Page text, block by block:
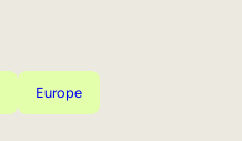
Europe